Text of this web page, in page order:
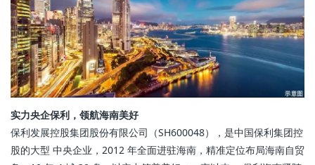
实力央企保利，领航海南美好
保利发展控股集团股份有限公司（SH600048），是中国保利集团控
股的大型 中央企业，2012 年全面进驻海南，精准定位布局海南自贸